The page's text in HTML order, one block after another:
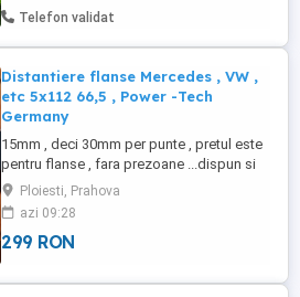
Telefon validat
Distantiere flanse Mercedes , VW ,
etc 5x112 66,5 , Power -Tech
Germany
15mm , deci 30mm per punte , pretul este
pentru flanse , fara prezoane ...dispun si
de ceva prezoane , dar trebuie vazut
discutat daca merg sau nu ... 10 prezoane
100ron
Ploiesti, Prahova
azi 09:28
299 RON